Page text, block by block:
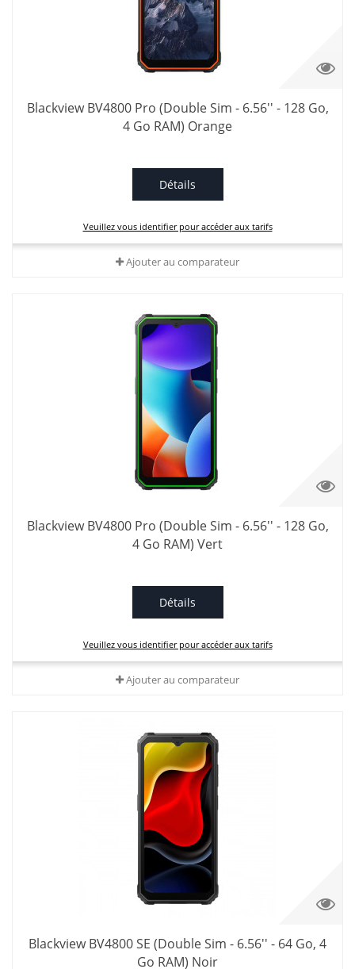
Blackview BV4800 Pro (Double Sim - 6.56'' - 128 Go,
4 Go RAM) Orange
Détails
Veuillez vous identifier pour accéder aux tarifs
Ajouter au comparateur
Blackview BV4800 Pro (Double Sim - 6.56'' - 128 Go,
4 Go RAM) Vert
Détails
Veuillez vous identifier pour accéder aux tarifs
Ajouter au comparateur
Blackview BV4800 SE (Double Sim - 6.56'' - 64 Go, 4
Go RAM) Noir